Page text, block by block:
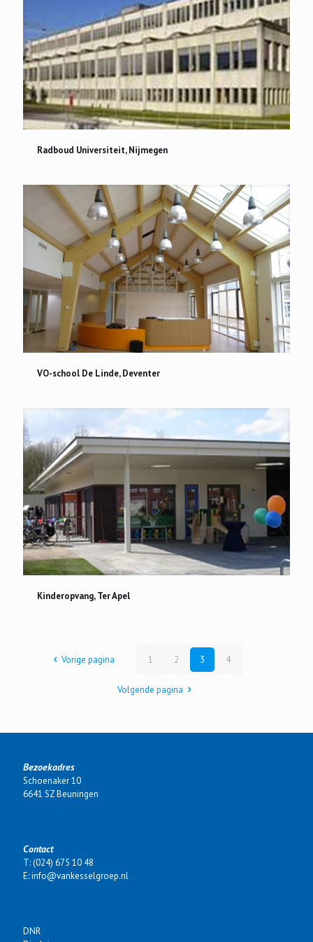
Radboud Universiteit, Nijmegen
Radboud Universiteit, Nijmegen
VO-school De Linde, Deventer
VO-school De Linde, Deventer
Kinderopvang, Ter Apel
Kinderopvang, Ter Apel
Vorige pagina 1 2 3 4
Volgende pagina
Bezoekadres
Schoenaker 10
6641 SZ Beuningen
Contact
T: (024) 675 10 48
E: info@vankesselgroep.nl
DNR